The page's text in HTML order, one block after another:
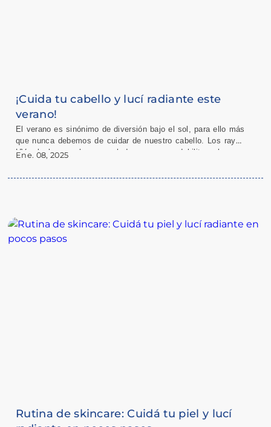
¡Cuida tu cabello y lucí radiante este
verano!
El verano es sinónimo de diversión bajo el sol, para ello más
que nunca debemos de cuidar de nuestro cabello. Los rayos
UV, el cloro y el agua salada resecan y debilitan el cuero
Ene. 08, 2025
Rutina de skincare: Cuidá tu piel y lucí